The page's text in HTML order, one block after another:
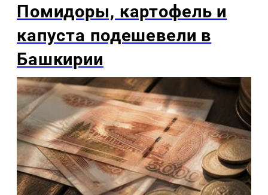
Помидоры, картофель и
капуста подешевели в
Башкирии